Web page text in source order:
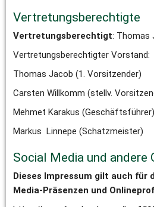
Vertretungsberechtigte
Vertretungsberechtigt: Thomas
Vertretungsberechtigter Vorstand:
Thomas Jacob (1. Vorsitzender)
Carsten Willkomm (stellv.
Mehmet Karakus (Geschäftsführer)
Markus  Linnepe (Schatzmeister)
Social Media und andere
Dieses Impressum gilt auch für
Media-Präsenzen und